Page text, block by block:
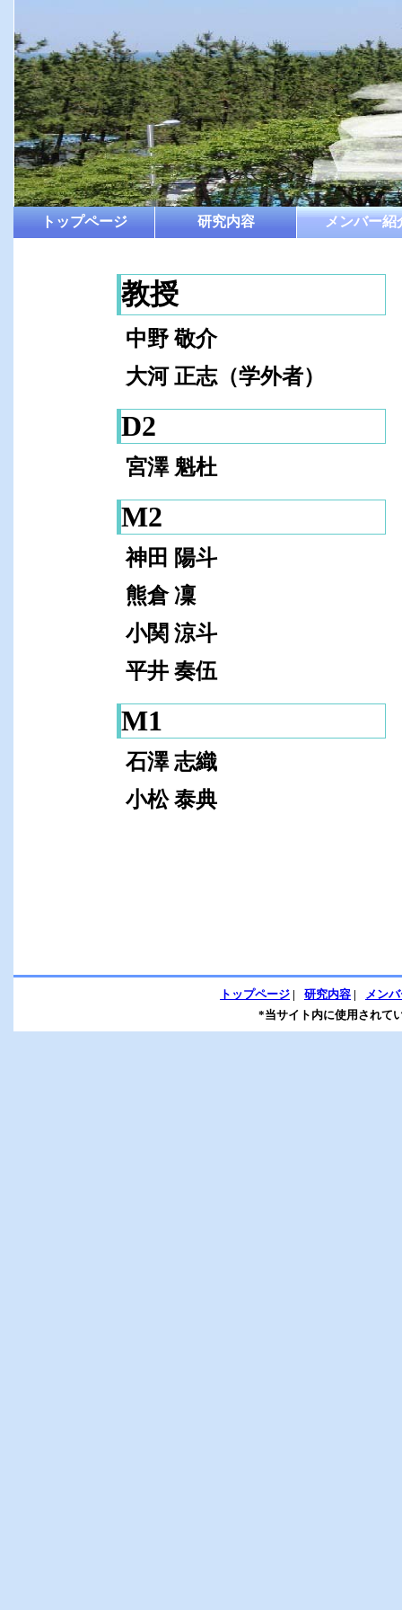
トップページ 研究内容 メンバー紹
教授
中野 敬介
大河 正志（学外者）
D2
宮澤 魁杜
M2
神田 陽斗
熊倉 凜
小関 涼斗
平井 奏伍
M1
⽯澤 志織
小松 泰典
トップページ | 研究内容 |
メン
*当サイト内に使用されて